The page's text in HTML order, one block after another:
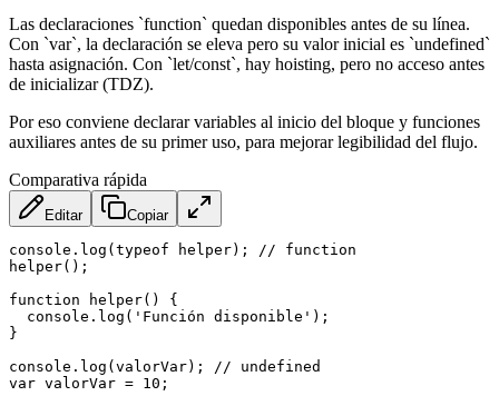
Las declaraciones `function` quedan disponibles antes de su línea.
Con `var`, la declaración se eleva pero su valor inicial es `undefined`
hasta asignación. Con `let/const`, hay hoisting, pero no acceso antes
de inicializar (TDZ).
Por eso conviene declarar variables al inicio del bloque y funciones
auxiliares antes de su primer uso, para mejorar legibilidad del flujo.
Comparativa rápida
Editar Copiar
console . log (typeof helper) ;
// function
helper( ) ;
function
helper( )
{
  console
. log ( 'Función disponible' ) ;
}
console . log (valorVar) ;
// undefined
var valorVar = 10 ;